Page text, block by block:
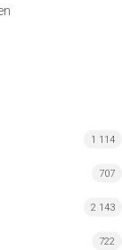
1 114
707
2 143
722